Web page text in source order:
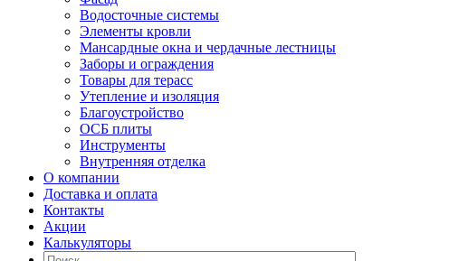
Водосточные системы
Элементы кровли
Мансардные окна и чердачные лестницы
Заборы и ограждения
Товары для терасс
Утепление и изоляция
Благоустройство
ОСБ плиты
Инструменты
Внутренняя отделка
О компании
Доставка и оплата
Контакты
Акции
Калькуляторы